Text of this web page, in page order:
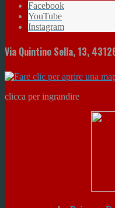
Facebook
YouTube
Instagram
Via Quintino Sella, 13,
clicca per ingrandire